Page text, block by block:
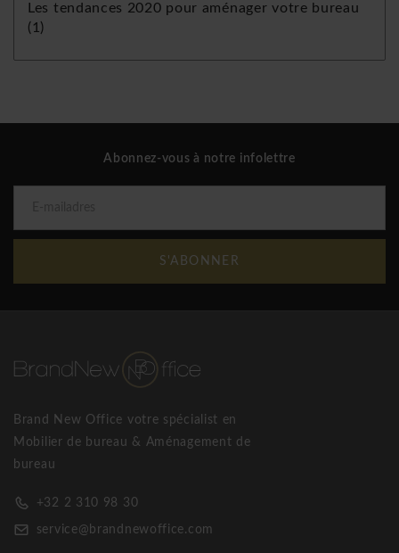
Les tendances 2020 pour aménager votre bureau
(1)
Abonnez-vous à notre infolettre
S'ABONNER
Brand New Office votre spécialist en
Mobilier de bureau & Aménagement de
bureau
+32 2 310 98 30
service@brandnewoffice.com